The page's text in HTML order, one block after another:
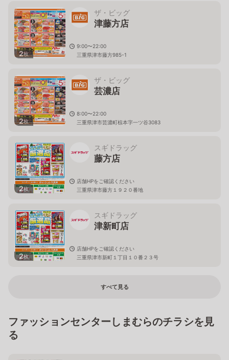
2枚
ザ・ビッグ
津藤方店
9:00〜22:00
三重県津市藤方985-1
2枚
ザ・ビッグ
芸濃店
8:00〜22:00
三重県津市芸濃町椋本字一ツ谷3083
2枚
スギドラッグ
藤方店
店舗HPをご確認ください
三重県津市藤方１９２０番地
2枚
スギドラッグ
津新町店
店舗HPをご確認ください
三重県津市新町１丁目１０番２３号
すべて見る
ファッションセンターしまむらのチラシを見
る